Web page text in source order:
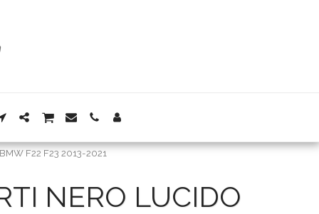
F22 F23 2013-2021
NERO LUCIDO